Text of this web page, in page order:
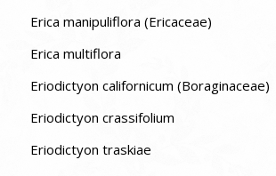
Erica manipuliflora (Ericaceae)
Erica multiflora
Eriodictyon californicum (Boraginaceae)
Eriodictyon crassifolium
Eriodictyon traskiae